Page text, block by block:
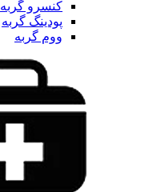
کنسرو گربه
پودینگ گربه
ووم گربه